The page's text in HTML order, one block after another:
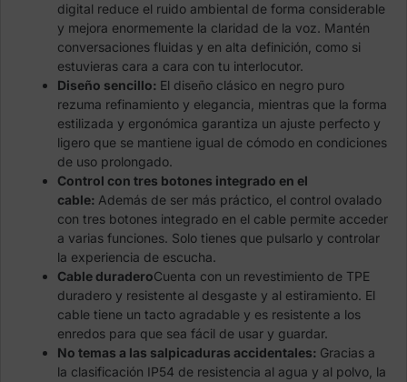
digital reduce el ruido ambiental de forma considerable
y mejora enormemente la claridad de la voz. Mantén
conversaciones fluidas y en alta definición, como si
estuvieras cara a cara con tu interlocutor.
Diseño sencillo: El diseño clásico en negro puro
rezuma refinamiento y elegancia, mientras que la forma
estilizada y ergonómica garantiza un ajuste perfecto y
ligero que se mantiene igual de cómodo en condiciones
de uso prolongado.
Control con tres botones integrado en el
cable: Además de ser más práctico, el control ovalado
con tres botones integrado en el cable permite acceder
a varias funciones. Solo tienes que pulsarlo y controlar
la experiencia de escucha.
Cable duraderoCuenta con un revestimiento de TPE
duradero y resistente al desgaste y al estiramiento. El
cable tiene un tacto agradable y es resistente a los
enredos para que sea fácil de usar y guardar.
No temas a las salpicaduras accidentales: Gracias a
la clasificación IP54 de resistencia al agua y al polvo, la